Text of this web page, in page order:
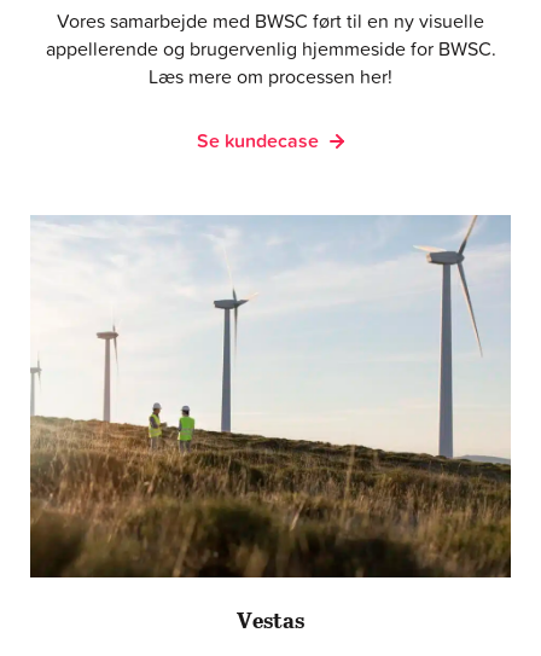
Vores samarbejde med BWSC ført til en ny visuelle
appellerende og brugervenlig hjemmeside for BWSC.
Læs mere om processen her!
Se kundecase
Vestas